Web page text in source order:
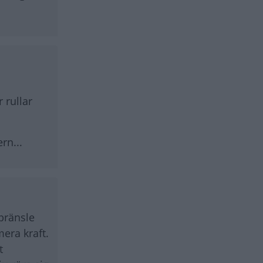
rullar
kraft.